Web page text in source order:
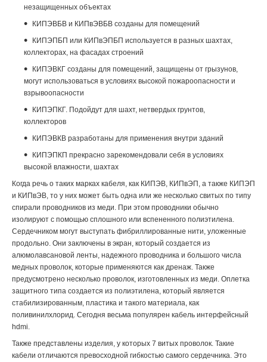
незащищенных объектах
КИПЭВБВ и КИПвЭВБВ созданы для помещений
КИПЭПБП или КИПвЭПБП используется в разных шахтах,
коллекторах, на фасадах строений
КИПЭВКГ созданы для помещений, защищены от грызунов,
могут использоваться в условиях высокой пожароопасности и
взрывоопасности
КИПЭПКГ. Подойдут для шахт, нетвердых грунтов,
коллекторов
КИПЭВКВ разработаны для применения внутри зданий
КИПЭПКП прекрасно зарекомендовали себя в условиях
высокой влажности, шахтах
Когда речь о таких марках кабеля, как КИПЭВ, КИПвЭП, а также КИПЭП
и КИПвЭВ, то у них может быть одна или же несколько свитых по типу
спирали проводников из меди. При этом проводники обычно
изолируют с помощью сплошного или вспененного полиэтилена.
Сердечником могут выступать фибриллированные нити, уложенные
продольно. Они заключены в экран, который создается из
алюмолавсановой ленты, надежного проводника и большого числа
медных проволок, которые применяются как дренаж. Также
предусмотрено несколько проволок, изготовленных из меди. Оплетка
защитного типа создается из полиэтилена, который является
стабилизированным, пластика и такого материала, как
поливинилхлорид. Сегодня весьма популярен кабель интерфейсный
hdmi.
Также представлены изделия, у которых 7 витых проволок. Такие
кабели отличаются превосходной гибкостью самого сердечника. Это